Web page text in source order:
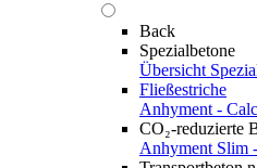
Back
Spezialbetone
Übersicht
Fließestriche
Anhyment -
CO₂-reduzierte
Anhyment Slim